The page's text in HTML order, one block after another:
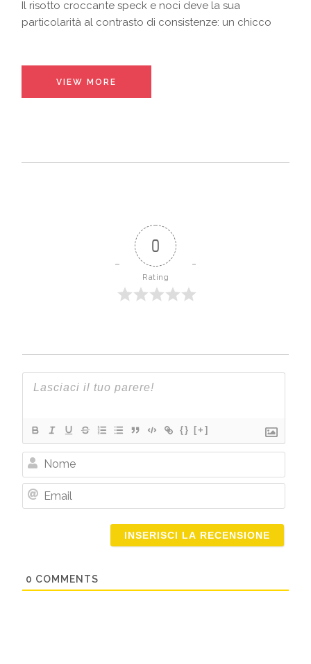
Il risotto croccante speck e noci deve la sua
particolarità al contrasto di consistenze: un chicco
VIEW MORE
0
Rating
{} [+]
Nome
0 COMMENTS